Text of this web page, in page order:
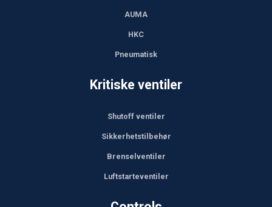
AUMA
HKC
Pneumatisk
Kritiske ventiler
Shutoff ventiler
Sikkerhetstilbehør
Brenselventiler
Luftstarteventiler